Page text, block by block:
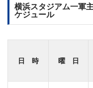
横浜スタジアム一軍
ケジュール
日 時 曜 日